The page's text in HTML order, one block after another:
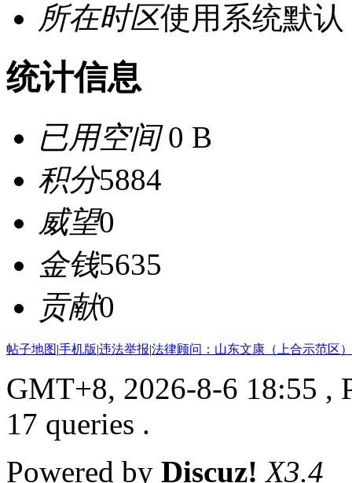
所在时区使用系统默认
统计信息
已用空间0 B
积分5884
威望0
金钱5635
贡献0
帖子地图|手机版|违法举报|法律顾问：山东文康（上合示范区
GMT+8, 2026-8-6 18:55 ,
17 queries .
Powered by Discuz! X3.4